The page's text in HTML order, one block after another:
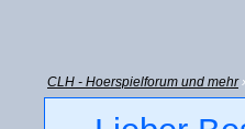
CLH - Hoerspielforum und mehr